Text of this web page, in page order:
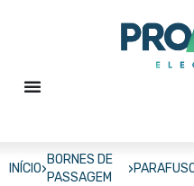
INÍCIO›
BORNES DE
PASSAGEM
›